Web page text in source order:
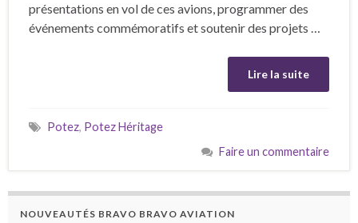
présentations en vol de ces avions, programmer des
événements commémoratifs et soutenir des projets …
Lire la suite
Potez, Potez Héritage
Faire un commentaire
NOUVEAUTÉS BRAVO BRAVO AVIATION